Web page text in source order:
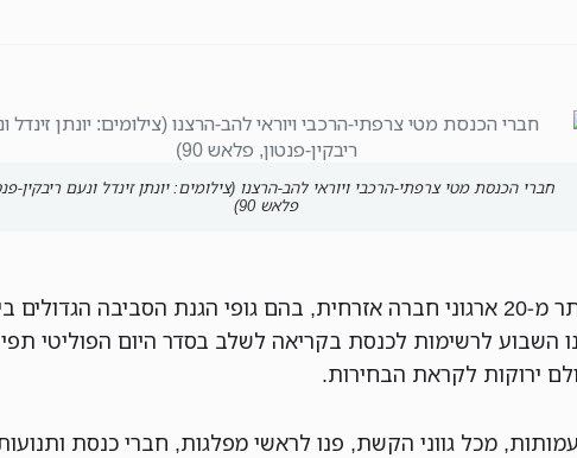
חברי הכנסת מטי צרפתי-הרכבי ויוראי להב-הרצנו (צילומים: יונתן זינדל ונעם ריבקין-
פלאש 90)
יותר מ-20 ארגוני חברה אזרחית, בהם גופי הגנת הסביבה
השבוע לרשימות לכנסת בקריאה לשלב בסדר היום הפוליטי
ירוקות לקראת הבחירות.
מכל גווני הקשת, פנו לראשי מפלגות, חברי כנסת